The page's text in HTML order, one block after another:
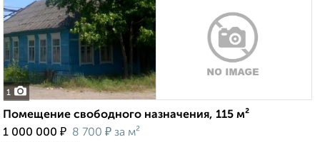
1
Помещение свободного назначения, 115 м²
1 000 000 ₽ 8 700 ₽ за м²